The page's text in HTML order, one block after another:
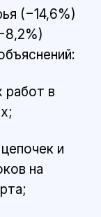
(−14,6%)
в
и
на